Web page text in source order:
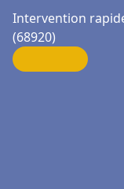
Intervention
(68920)